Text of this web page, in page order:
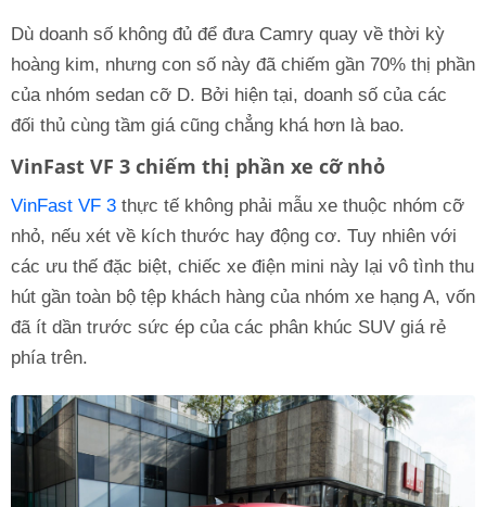
Dù doanh số không đủ để đưa Camry quay về thời kỳ
hoàng kim, nhưng con số này đã chiếm gần 70% thị phần
của nhóm sedan cỡ D. Bởi hiện tại, doanh số của các
đối thủ cùng tầm giá cũng chẳng khá hơn là bao.
VinFast VF 3 chiếm thị phần xe cỡ nhỏ
VinFast VF 3 thực tế không phải mẫu xe thuộc nhóm cỡ
nhỏ, nếu xét về kích thước hay động cơ. Tuy nhiên với
các ưu thế đặc biệt, chiếc xe điện mini này lại vô tình thu
hút gần toàn bộ tệp khách hàng của nhóm xe hạng A, vốn
đã ít dần trước sức ép của các phân khúc SUV giá rẻ
phía trên.